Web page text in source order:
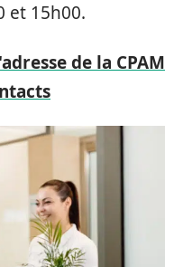
et 15h00.
de la CPAM